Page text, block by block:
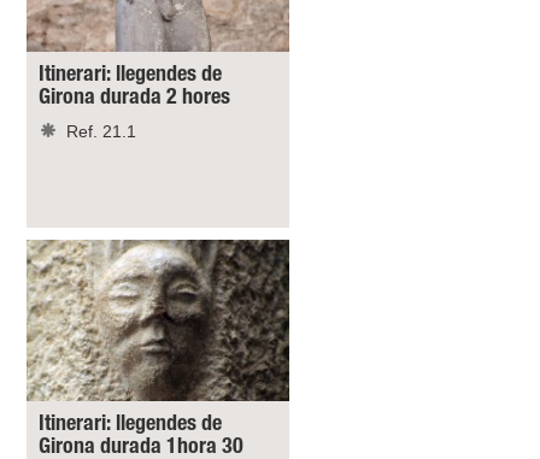
Itinerari: llegendes de
Girona durada 2 hores
Ref. 21.1
Itinerari: llegendes de
Girona durada 1hora 30